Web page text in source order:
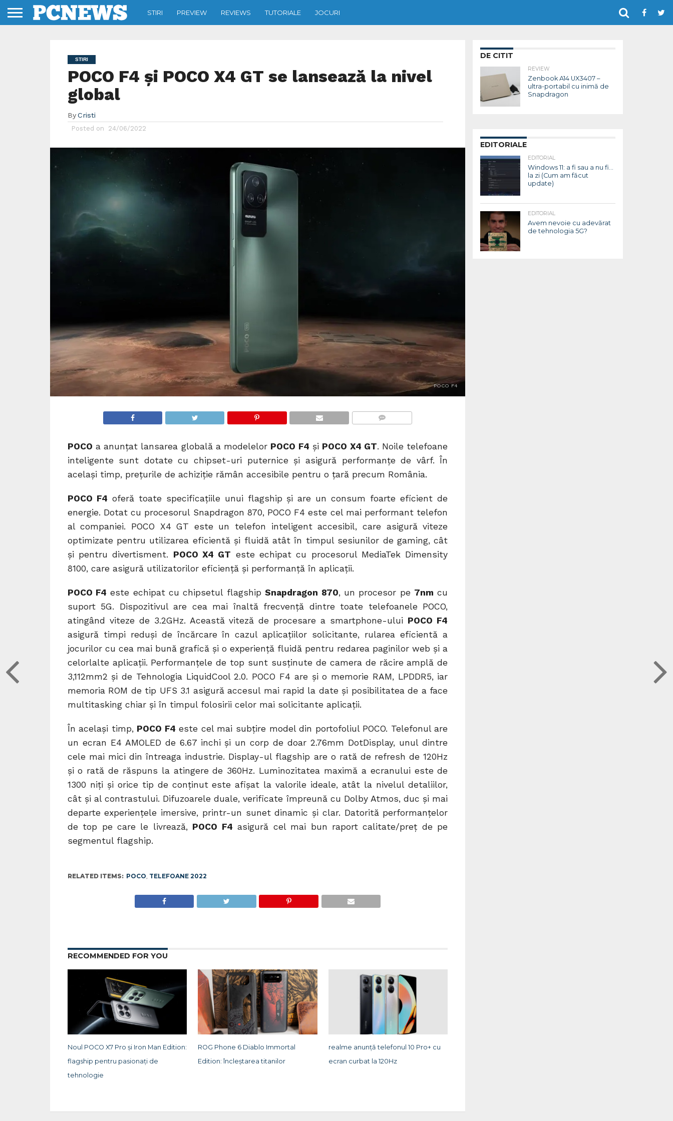
STIRI PREVIEW REVIEWS TUTORIALE JOCURI
STIRI
POCO F4 și POCO X4 GT se lansează la nivel
global
By Cristi
Posted on 24/06/2022
POCO F4
POCO a anunțat lansarea globală a modelelor POCO F4 și POCO X4 GT. Noile telefoane
inteligente sunt dotate cu chipset-uri puternice și asigură performanțe de vârf. În
același timp, prețurile de achiziție rămân accesibile pentru o țară precum România.
POCO F4 oferă toate specificațiile unui flagship și are un consum foarte eficient de
energie. Dotat cu procesorul Snapdragon 870, POCO F4 este cel mai performant telefon
al companiei. POCO X4 GT este un telefon inteligent accesibil, care asigură viteze
optimizate pentru utilizarea eficientă și fluidă atât în timpul sesiunilor de gaming, cât
și pentru divertisment. POCO X4 GT este echipat cu procesorul MediaTek Dimensity
8100, care asigură utilizatorilor eficiență și performanță în aplicații.
POCO F4 este echipat cu chipsetul flagshipSnapdragon 870, un procesor pe 7nm cu
suport 5G. Dispozitivul are cea mai înaltă frecvență dintre toate telefoanele POCO,
atingând viteze de 3.2GHz. Această viteză de procesare a smartphone-ului POCO F4
asigură timpi reduși de încărcare în cazul aplicațiilor solicitante, rularea eficientă a
jocurilor cu cea mai bună grafică și o experiență fluidă pentru redarea paginilor web și a
celorlalte aplicații. Performanțele de top sunt susținute de camera de răcire amplă de
3,112mm2 și de Tehnologia LiquidCool 2.0. POCO F4 are și o memorie RAM, LPDDR5, iar
memoria ROM de tip UFS 3.1 asigură accesul mai rapid la date și posibilitatea de a face
multitasking chiar și în timpul folosirii celor mai solicitante aplicații.
În același timp, POCO F4 este cel mai subțire model din portofoliul POCO. Telefonul are
un ecran E4 AMOLED de 6.67 inchi și un corp de doar 2.76mm DotDisplay, unul dintre
cele mai mici din întreaga industrie. Display-ul flagship are o rată de refresh de 120Hz
și o rată de răspuns la atingere de 360Hz. Luminozitatea maximă a ecranului este de
1300 niți și orice tip de conținut este afișat la valorile ideale, atât la nivelul detaliilor,
cât și al contrastului. Difuzoarele duale, verificate împreună cu Dolby Atmos, duc și mai
departe experiențele imersive, printr-un sunet dinamic și clar. Datorită performanțelor
de top pe care le livrează, POCO F4 asigură cel mai bun raport calitate/preț de pe
segmentul flagship.
RELATED ITEMS: POCO, TELEFOANE 2022
RECOMMENDED FOR YOU
Noul POCO X7 Pro și Iron Man Edition:
flagship pentru pasionați de
tehnologie
ROG Phone 6 Diablo Immortal
Edition: încleștarea titanilor
realme anunţă telefonul 10 Pro+ cu
ecran curbat la 120Hz
DE CITIT
REVIEW
Zenbook A14 UX3407 –
ultra-portabil cu inimă de
Snapdragon
EDITORIALE
EDITORIAL
Windows 11: a fi sau a nu fi…
la zi (Cum am făcut
update)
EDITORIAL
Avem nevoie cu adevărat
de tehnologia 5G?